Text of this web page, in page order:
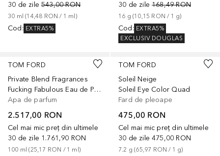
30 de zile 543,00 RON
30 ml (14,48 RON / 1 ml )
Cod : EXTRA5%
30 de zile 168,49 RON
16 g (10,15 RON / 1 g)
Cod : EXTRA5%
EXCLUSIV DOUGLAS
TOM FORD
Private Blend Fragrances
Fucking Fabulous Eau de Parfum
Apa de parfum
2.517,00 RON
Cel mai mic preț din ultimele
30 de zile 1.761,90 RON
100 ml (25,17 RON / 1 ml )
TOM FORD
Soleil Neige
Soleil Eye Color Quad
Fard de pleoape
475,00 RON
Cel mai mic preț din ultimele
30 de zile 475,00 RON
7.2 g (65,97 RON / 1 g)
+1